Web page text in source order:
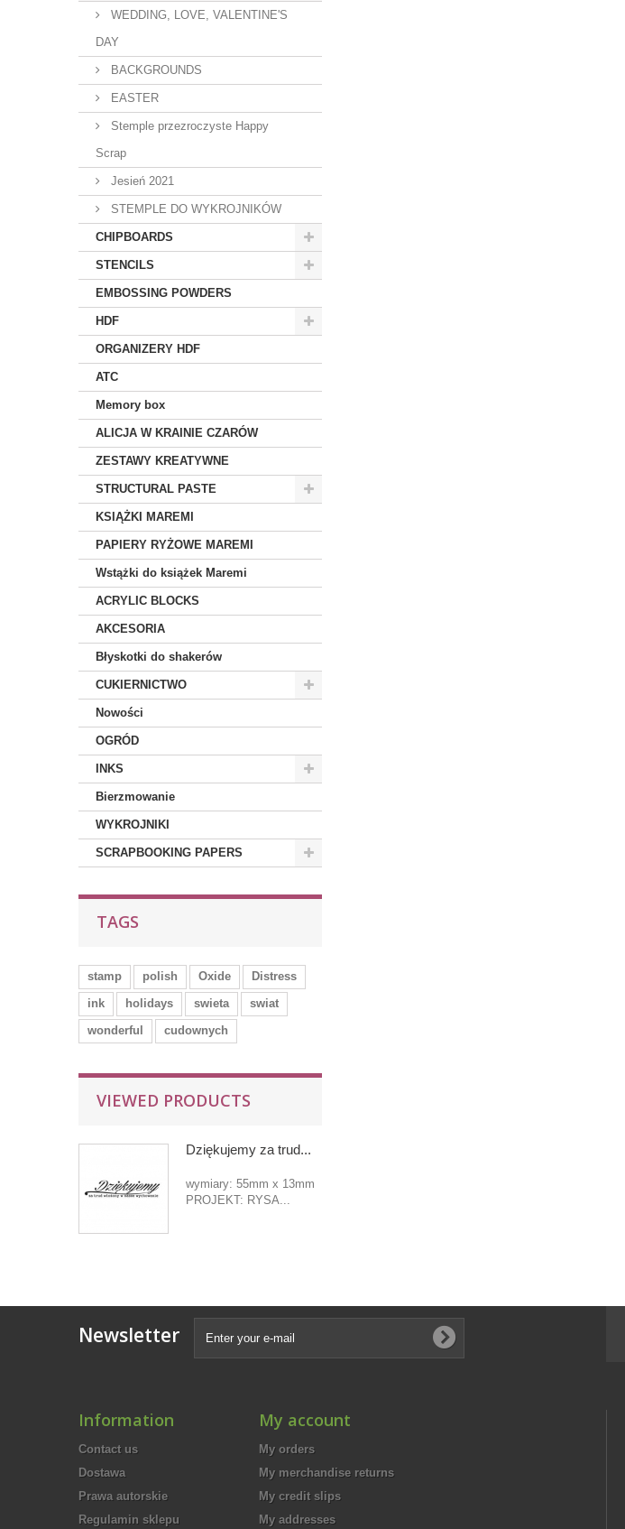
WEDDING, LOVE, VALENTINE'S
DAY
BACKGROUNDS
EASTER
Stemple przezroczyste Happy
Scrap
Jesień 2021
STEMPLE DO WYKROJNIKÓW
CHIPBOARDS
STENCILS
EMBOSSING POWDERS
HDF
ORGANIZERY HDF
ATC
Memory box
ALICJA W KRAINIE CZARÓW
ZESTAWY KREATYWNE
STRUCTURAL PASTE
KSIĄŻKI MAREMI
PAPIERY RYŻOWE MAREMI
Wstążki do książek Maremi
ACRYLIC BLOCKS
AKCESORIA
Błyskotki do shakerów
CUKIERNICTWO
Nowości
OGRÓD
INKS
Bierzmowanie
WYKROJNIKI
SCRAPBOOKING PAPERS
TAGS
stamp polish Oxide
Distress
ink
holidays swieta
swiat
wonderful
cudownych
VIEWED PRODUCTS
Dziękujemy za trud...
wymiary: 55mm x 13mm
PROJEKT: RYSA...
Newsletter
Information
Contact us
Dostawa
Prawa autorskie
Regulamin sklepu
My account
My orders
My merchandise returns
My credit slips
My addresses